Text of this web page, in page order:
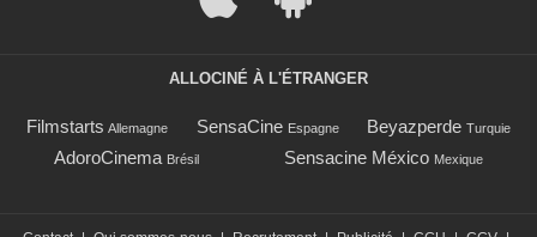
ALLOCINÉ À L'ÉTRANGER
Filmstarts Allemagne SensaCine Espagne Beyazperde Turquie
AdoroCinema Brésil Sensacine México Mexique